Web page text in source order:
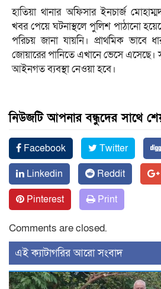
হাতিয়া থানার অফিসার ইনচার্জ
খবর পেয়ে ঘটনাস্থলে পুলিশ পাঠানো
পরিচয় জানা যায়নি। প্রাথমিক ভাবে
জোয়ারের পানিতে এখানে ভেসে এসেছে।
আইনগত ব্যবস্থা নেওয়া হবে।
নিউজটি আপনার বন্ধুদের সাথে
Facebook Twitter
Linkedin
Reddit
Pinterest
Print
Comments are closed.
‍এই ক্যাটাগরির ‍আরো সংবাদ